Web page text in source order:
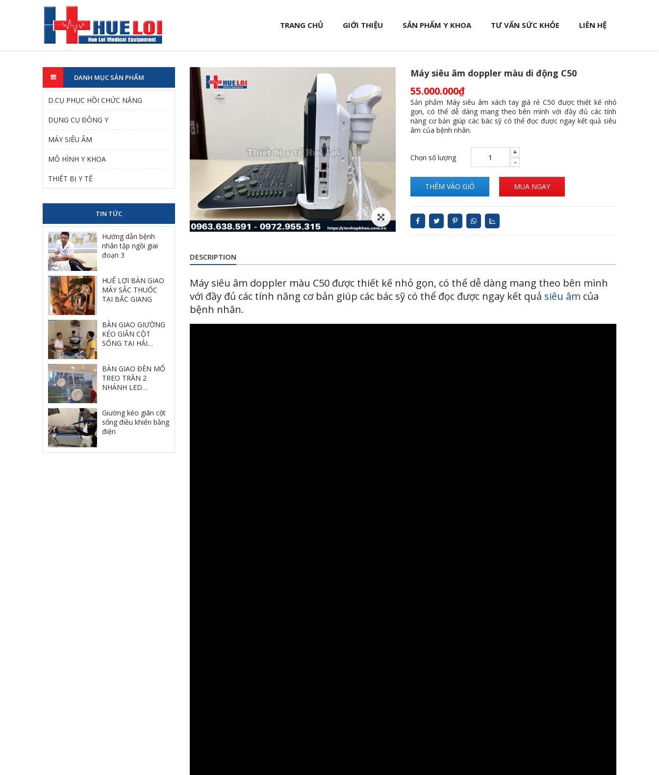
TRANG CHỦ GIỚI THIỆU SẢN PHẨM Y KHOA TƯ VẤN SỨC KHỎE LIÊN HỆ
Máy siêu âm doppler màu di động C50
55.000.000₫
Sản phẩm Máy siêu âm xách tay giá rẻ C50 được thiết kế nhỏ
gọn, có thể dễ dàng mang theo bên mình với đầy đủ các tính
năng cơ bản giúp các bác sỹ có thể đọc được ngay kết quả siêu
âm của bệnh nhân.
Chọn số lượng
THÊM VÀO GIỎ MUA NGAY
DESCRIPTION
Máy siêu âm doppler màu C50 được thiết kế nhỏ gọn, có thể dễ dàng mang theo bên mình
với đầy đủ các tính năng cơ bản giúp các bác sỹ có thể đọc được ngay kết quả siêu âm của
bệnh nhân.
DANH MỤC SẢN PHẨM
D.CỤ PHỤC HỒI CHỨC NĂNG
DỤNG CỤ ĐÔNG Y
MÁY SIÊU ÂM
MÔ HÌNH Y KHOA
THIẾT BỊ Y TẾ
TIN TỨC
Hướng dẫn bệnh
nhân tập ngồi giai
đoạn 3
HUÊ LỢI BÀN GIAO
MÁY SẮC THUỐC
TẠI BẮC GIANG
BÀN GIAO GIƯỜNG
KÉO GIÃN CỘT
SỐNG TẠI HẢI
BÀN GIAO ĐÈN MỔ
TREO TRẦN 2
NHÁNH LED
Giường kéo giãn cột
sống điều khiển bằng
điện